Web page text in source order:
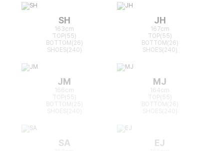
SH
163cm
TOP(55)
BOTTOM(26)
SHOES(240)
JH
167cm
TOP(55)
BOTTOM(26)
SHOES(240)
JM
166cm
TOP(55)
BOTTOM(25)
MJ
164cm
TOP(55)
BOTTOM(26)
SA EJ